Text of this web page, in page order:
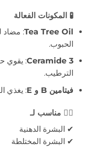
🧪 المكونات الفعالة
Tea Tree Oil: مضاد
الحبوب.
Ceramide 3: يقوي
الترطيب.
فيتامين B و E
: يغذي
👩‍⚕️ مناسب لـ
✔ البشرة الدهنية
✔ البشرة المختلطة